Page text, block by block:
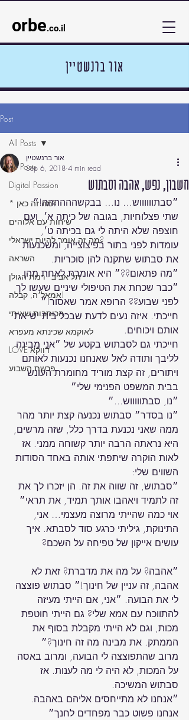
orbe.co.il
אור ברנשטיין
Post
All Posts
Digital Passion
* מה זה כאן?
שיחות עם אלוהים
מה זה אומר להיות ישראלי?
השראה
תל אביב - רמת הגולן
אמאל׳ה, קבלה!
הכותבות שאיתי
לאוקמא שכינתא מעפרא
LOVE דווקא
פרשת השבוע
All Posts
חשבון, נפש, אהבה וסבתוש
אור ברנשטיין
Sep 6, 2018 4 min read
שתי פצלוחיות, בגובה של כיתה א׳, ועם
חוצפה שלא היתה לי גם בכיתה ט׳,
עומדות לפני בתור בפיצוצייה, ומשכנעות
״מה פתאום??״ היא אומרת לאחת מהן
״כבר שכחת את הטיפולי שיניים שעשו לך
חייכתי. איזה נעים לדעת שבכל בית יש את
חייכתי גם לסבתוש בקטע של ״אני מבינה
לליבך ותודה לאל שאנחנו נכנעות לאותם
ויתורים, זה קצת מוריד מחומרת העונש
״נו בסדר״ סבתוש נכנעה קצת יותר מהר
ממה שאני נכנעת בדרך כלל, שזה מרשים,
היא נראתה הרבה יותר קשוחה ממני. אז
לאות הוקרה שיתפתי אותה באחד הסודות
״סבתוש, זה שווה את זה. הן יזכרו לך את
אוי כמה שהייתי מרוצה מעצמי… אני,
התינוקת, גיליתי כרגע סוד לסבתא. איך
״אהבה? על מה את מדברת? זאת לא
אהבה, זה עניין של חינוך!״ סבתוש פוצצה
לי את הבועה. ״אני, אם הייתי מעיזה
להתווכח עם אמא שלי? גם הייתי חוטפת
מכות, וגם לא הייתי מקבלת בסוף את
הממתק
מרוב שהתפוצצה לי הבועה, ומרוב באסה
על המכות, לא היה לי מה לענות. אז
סבתוש המשיכה.
״אנחנו לא מתייחסים אליהם באהבה.
אנחנו פשוט כבר מפחדים לחנך״